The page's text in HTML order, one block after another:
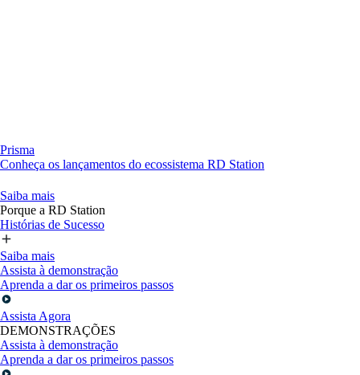
Prisma
Conheça os lançamentos do ecossistema RD Station
Saiba mais
Porque a RD Station
Histórias de Sucesso
Saiba mais
Assista à demonstração
Aprenda a dar os primeiros passos
Assista Agora
DEMONSTRAÇÕES
Assista à demonstração
Aprenda a dar os primeiros passos